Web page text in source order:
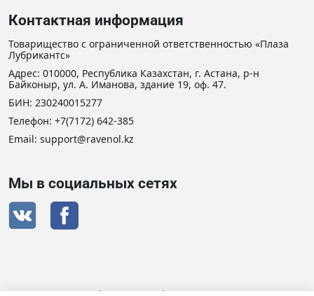
Контактная информация
Товарищество с ограниченной ответственностью «Плаза
Лубрикантс»
Адрес: 010000, Республика Казахстан, г. Астана, р-н
Байконыр, ул. А. Иманова, здание 19, оф. 47.
БИН: 230240015277
Телефон: +7(7172) 642-385
Email: support@ravenol.kz
Мы в социальных сетях